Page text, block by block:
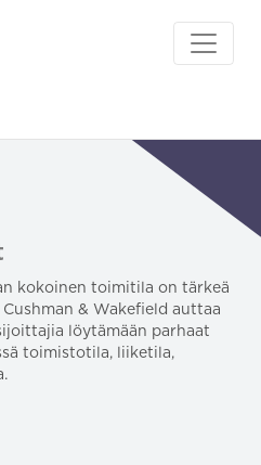
kokoinen toimitila on tärkeä
& Wakefield auttaa
löytämään parhaat
toimistotila, liiketila,